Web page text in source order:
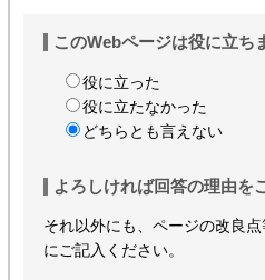
このWebページは役に立ち
役に立った
役に立たなかった
どちらとも言えない
よろしければ回答の理由を
それ以外にも、ページの改良
にご記入ください。